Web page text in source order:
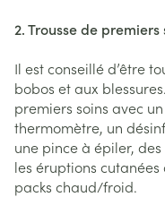
2. Trousse de premiers
Il est conseillé d’être
bobos et aux
premiers soins avec
thermomètre, un
une pince à épiler,
les éruptions cutanées
packs chaud/froid.